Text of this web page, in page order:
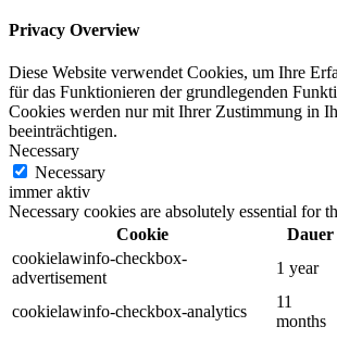
Privacy Overview
Diese Website verwendet Cookies, um Ihre
für das Funktionieren der grundlegenden
Cookies werden nur mit Ihrer Zustimmung in
beeinträchtigen.
Necessary
Necessary
immer aktiv
Necessary cookies are absolutely essential for
Cookie
Dauer
cookielawinfo-checkbox-
advertisement
1 year
cookielawinfo-checkbox-analytics
11
months